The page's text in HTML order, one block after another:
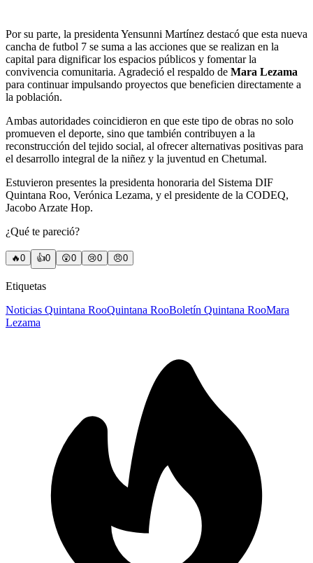
Por su parte, la presidenta Yensunni Martínez destacó que esta nueva
cancha de futbol 7 se suma a las acciones que se realizan en la
capital para dignificar los espacios públicos y fomentar la
convivencia comunitaria. Agradeció el respaldo de Mara Lezama
para continuar impulsando proyectos que beneficien directamente a
la población.
Ambas autoridades coincidieron en que este tipo de obras no solo
promueven el deporte, sino que también contribuyen a la
reconstrucción del tejido social, al ofrecer alternativas positivas para
el desarrollo integral de la niñez y la juventud en Chetumal.
Estuvieron presentes la presidenta honoraria del Sistema DIF
Quintana Roo, Verónica Lezama, y el presidente de la CODEQ,
Jacobo Arzate Hop.
¿Qué te pareció?
🔥0 👍0 😲0 😢0 😠0
Etiquetas
Noticias Quintana RooQuintana RooBoletín Quintana RooMara
Lezama